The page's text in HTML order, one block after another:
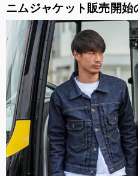
ニムジャケット販売開始